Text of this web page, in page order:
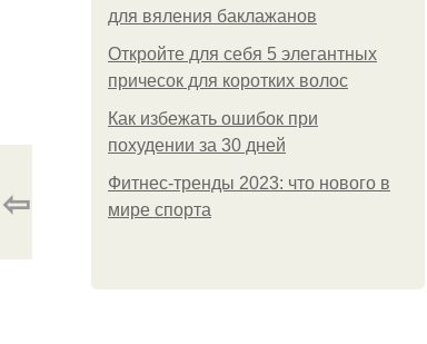
для вяления баклажанов
Откройте для себя 5 элегантных
причесок для коротких волос
Как избежать ошибок при
похудении за 30 дней
Фитнес-тренды 2023: что нового в
мире спорта
⇦